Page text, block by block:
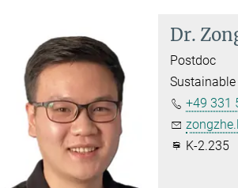
Dr.
Postdoc
+49 331
K-2.235